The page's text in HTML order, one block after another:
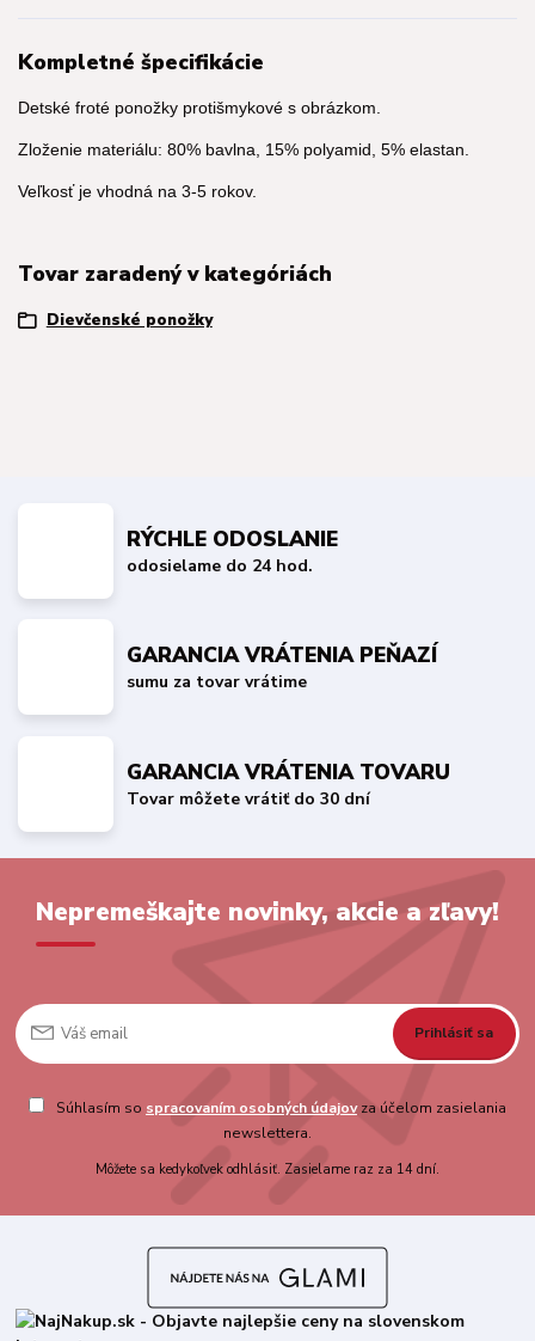
Kompletné špecifikácie
Detské froté ponožky protišmykové s obrázkom.
Zloženie materiálu: 80% bavlna, 15% polyamid, 5% elastan.
Veľkosť je vhodná na 3-5 rokov.
Tovar zaradený v kategóriách
Dievčenské ponožky
RÝCHLE ODOSLANIE
odosielame do 24 hod.
GARANCIA VRÁTENIA PEŇAZÍ
sumu za tovar vrátime
GARANCIA VRÁTENIA TOVARU
Tovar môžete vrátiť do 30 dní
Nepremeškajte novinky, akcie a zľavy!
Prihlásiť sa
Súhlasím so spracovaním osobných údajovza účelom zasielania
newslettera.
Môžete sa kedykoľvek odhlásiť. Zasielame raz za 14 dní.